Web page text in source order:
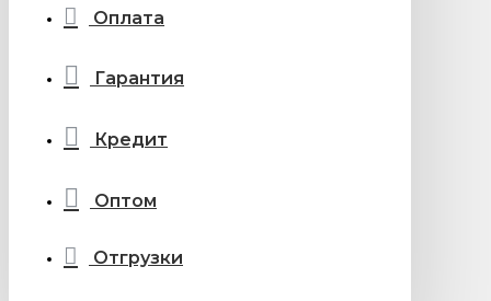
Оплата
Гарантия
Кредит
Оптом
Отгрузки